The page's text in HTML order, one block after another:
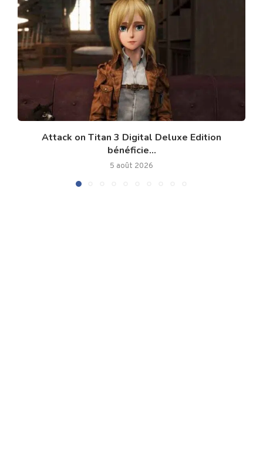
Attack on Titan 3 Digital Deluxe Edition
bénéficie...
5 août 2026